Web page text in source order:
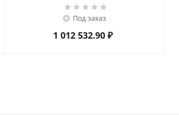
Под заказ
1 012 532.90 ₽